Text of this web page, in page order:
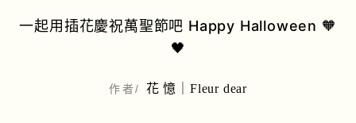
一起用插花慶祝萬聖節吧 Happy Halloween 🧡
🖤
作者/ 花 憶｜Fleur dear